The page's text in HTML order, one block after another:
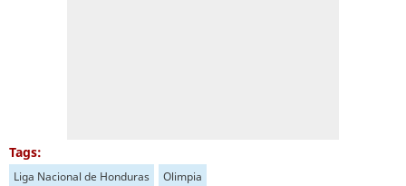
Tags:
Liga Nacional de Honduras Olimpia